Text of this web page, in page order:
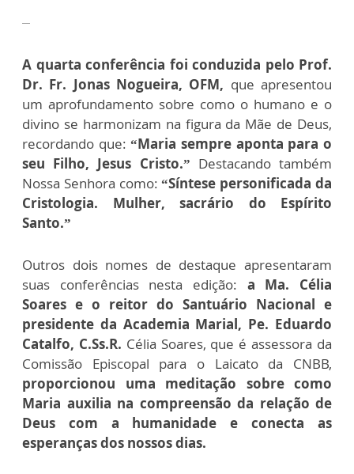
A quarta conferência foi conduzida pelo Prof.
Dr. Fr. Jonas Nogueira, OFM, que apresentou
um aprofundamento sobre como o humano e o
divino se harmonizam na figura da Mãe de Deus,
recordando que:“Maria sempre aponta para o
seu Filho, Jesus Cristo.” Destacando também
Nossa Senhora como:“Síntese personificada da
Cristologia. Mulher, sacrário do Espírito
Santo.”
Outros dois nomes de destaque apresentaram
suas conferências nesta edição: a Ma. Célia
Soares e o reitor do Santuário Nacional e
presidente da Academia Marial, Pe. Eduardo
Catalfo, C.Ss.R. Célia Soares, que é assessora da
Comissão Episcopal para o Laicato da CNBB,
proporcionou uma meditação sobre como
Maria auxilia na compreensão da relação de
Deus com a humanidade e conecta as
esperanças dos nossos dias.